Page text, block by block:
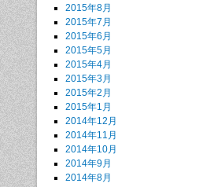
2015年8月
2015年7月
2015年6月
2015年5月
2015年4月
2015年3月
2015年2月
2015年1月
2014年12月
2014年11月
2014年10月
2014年9月
2014年8月